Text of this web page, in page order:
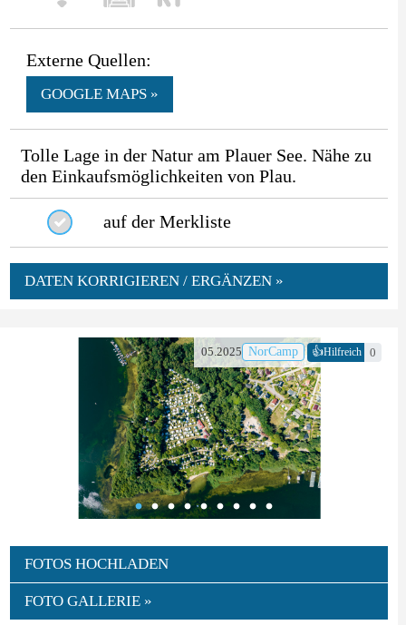
Externe Quellen:
GOOGLE MAPS »
Tolle Lage in der Natur am Plauer See. Nähe zu
den Einkaufsmöglichkeiten von Plau.
auf der Merkliste
DATEN KORRIGIEREN / ERGÄNZEN »
05.2025 NorCamp 👍Hilfreich 0
FOTOS HOCHLADEN
FOTO GALLERIE »